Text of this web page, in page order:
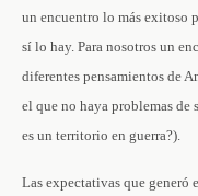
un encuentro lo más exitoso
sí lo hay. Para nosotros un
diferentes pensamientos de
el que no haya problemas
es un territorio en guerra?).
Las expectativas que generó